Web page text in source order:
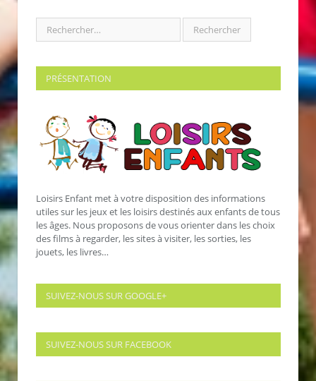
PRÉSENTATION
Loisirs Enfant met à votre disposition des informations
utiles sur les jeux et les loisirs destinés aux enfants de tous
les âges. Nous proposons de vous orienter dans les choix
des films à regarder, les sites à visiter, les sorties, les
jouets, les livres…
SUIVEZ-NOUS SUR GOOGLE+
SUIVEZ-NOUS SUR FACEBOOK